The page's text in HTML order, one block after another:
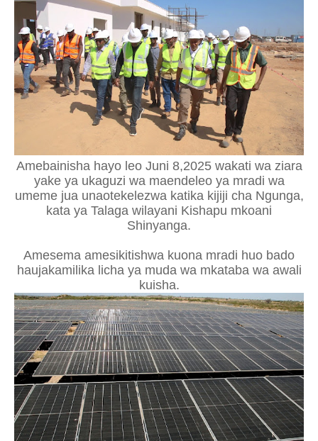
Amebainisha hayo leo Juni 8,2025 wakati wa ziara
yake ya ukaguzi wa maendeleo ya mradi wa
umeme jua unaotekelezwa katika kijiji cha Ngunga,
kata ya Talaga wilayani Kishapu mkoani
Shinyanga.
Amesema amesikitishwa kuona mradi huo bado
haujakamilika licha ya muda wa mkataba wa awali
kuisha.